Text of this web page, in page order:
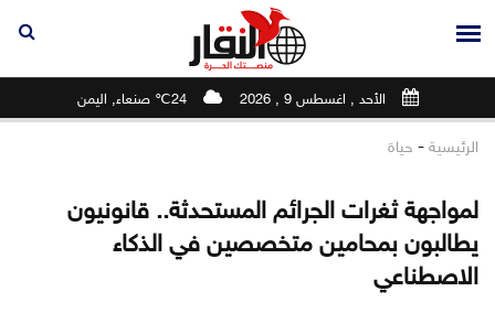
الأحد , اغسطس 9 , 2026 24℃ صنعاء, اليمن
الرئيسية - حياة
لمواجهة ثغرات الجرائم المستحدثة.. قانونيون
يطالبون بمحامين متخصصين في الذكاء
الاصطناعي